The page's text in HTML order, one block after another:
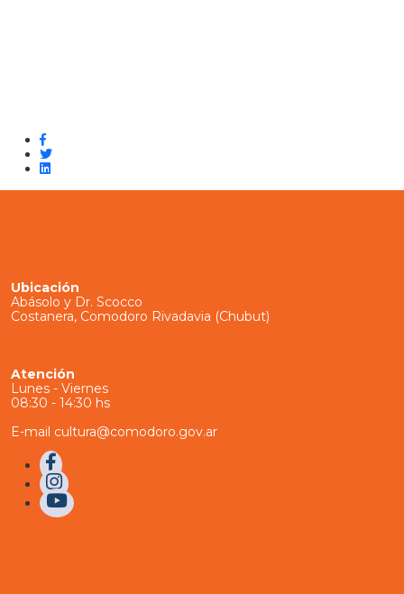
Ubicación
Abásolo y Dr. Scocco
Costanera, Comodoro Rivadavia (Chubut)
Atención
Lunes - Viernes
08:30 - 14:30 hs
E-mail cultura@comodoro.gov.ar